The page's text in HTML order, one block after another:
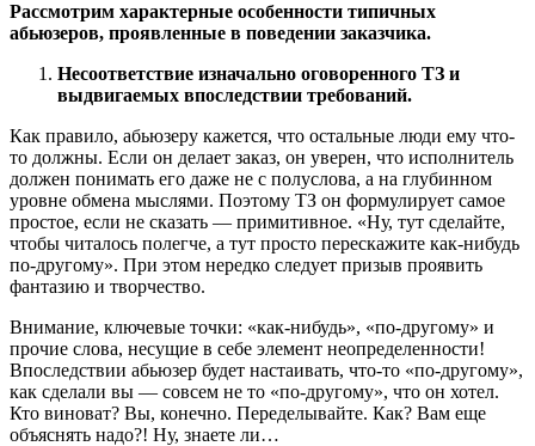
Рассмотрим характерные особенности типичных
абьюзеров, проявленные в поведении заказчика.
Несоответствие изначально оговоренного ТЗ и
выдвигаемых впоследствии требований.
Как правило, абьюзеру кажется, что остальные люди ему что-
то должны. Если он делает заказ, он уверен, что исполнитель
должен понимать его даже не с полуслова, а на глубинном
уровне обмена мыслями. Поэтому ТЗ он формулирует самое
простое, если не сказать — примитивное. «Ну, тут сделайте,
чтобы читалось полегче, а тут просто перескажите как-нибудь
по-другому». При этом нередко следует призыв проявить
фантазию и творчество.
Внимание, ключевые точки: «как-нибудь», «по-другому» и
прочие слова, несущие в себе элемент неопределенности!
Впоследствии абьюзер будет настаивать, что-то «по-другому»,
как сделали вы — совсем не то «по-другому», что он хотел.
Кто виноват? Вы, конечно. Переделывайте. Как? Вам еще
объяснять надо?! Ну, знаете ли…